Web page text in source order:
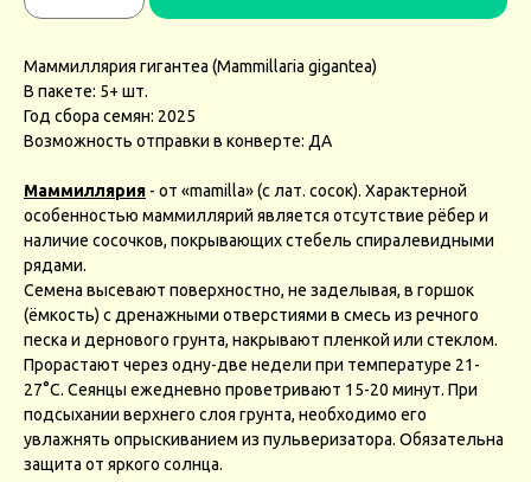
Маммиллярия гигантеа (Mammillaria gigantea)
В пакете: 5+ шт.
Год сбора семян: 2025
Возможность отправки в конверте: ДА
Маммиллярия - от «mamilla» (с лат. сосок). Характерной
особенностью маммиллярий является отсутствие рёбер и
наличие сосочков, покрывающих стебель спиралевидными
рядами.
Семена высевают поверхностно, не заделывая, в горшок
(ёмкость) с дренажными отверстиями в смесь из речного
песка и дернового грунта, накрывают пленкой или стеклом.
Прорастают через одну-две недели при температуре 21-
27°С. Сеянцы ежедневно проветривают 15-20 минут. При
подсыхании верхнего слоя грунта, необходимо его
увлажнять опрыскиванием из пульверизатора. Обязательна
защита от яркого солнца.